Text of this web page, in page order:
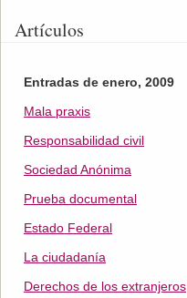
Artículos
Entradas de enero, 2009
Mala praxis
Responsabilidad civil
Sociedad Anónima
Prueba documental
Estado Federal
La ciudadanía
Derechos de los extranjeros